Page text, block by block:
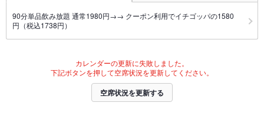
90分単品飲み放題 通常1980円→→ クーポン利用でイチゴッパの1580
円（税込1738円）
カレンダーの更新に失敗しました。
下記ボタンを押して空席状況を更新してください。
空席状況を更新する